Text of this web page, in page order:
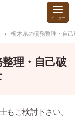
栃木県の債務整理・自
理・自己破
もご検討下さい。